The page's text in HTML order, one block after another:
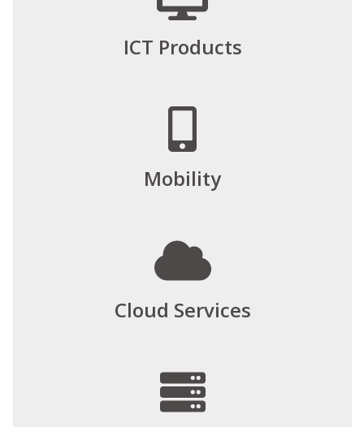
ICT Products
Mobility
Cloud Services